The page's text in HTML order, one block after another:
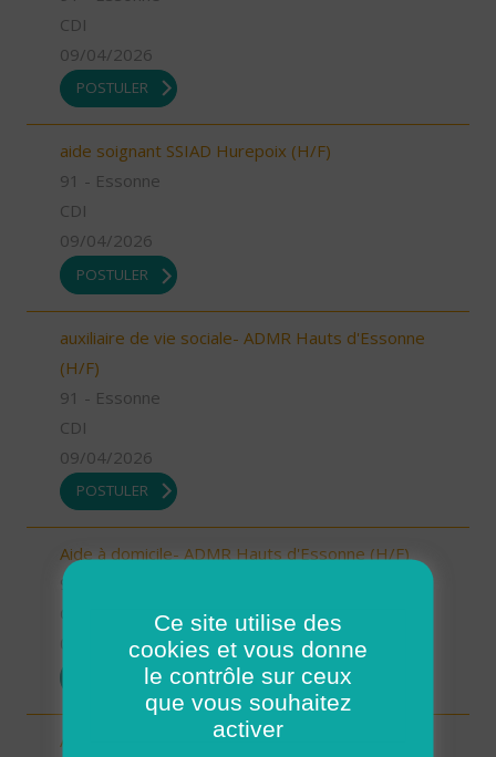
CDI
09/04/2026
POSTULER
aide soignant SSIAD Hurepoix (H/F)
91 - Essonne
CDI
09/04/2026
POSTULER
auxiliaire de vie sociale- ADMR Hauts d'Essonne
(H/F)
91 - Essonne
CDI
09/04/2026
POSTULER
Aide à domicile- ADMR Hauts d'Essonne (H/F)
91 - Essonne
09/04/2026
Aide à domicile - ADMR du Canton de Limours
Ce site utilise des
cookies et vous donne
le contrôle sur ceux
que vous souhaitez
activer